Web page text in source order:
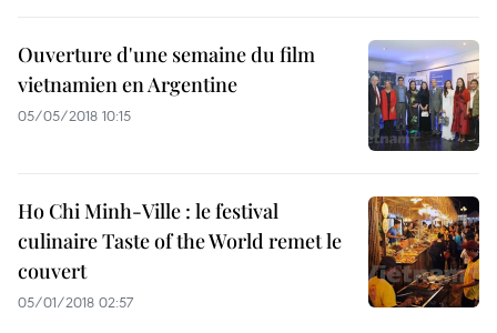
Ouverture d'une semaine du film
vietnamien en Argentine
05/05/2018 10:15
Ho Chi Minh-Ville : le festival
culinaire Taste of the World remet le
couvert
05/01/2018 02:57